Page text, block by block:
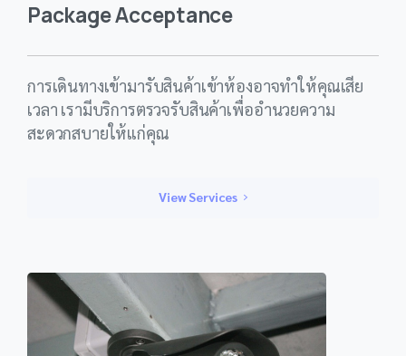
Package Acceptance
การเดินทางเข้ามารับสินค้าเข้าห้องอาจทำให้คุณเสีย
เวลา เรามีบริการตรวจรับสินค้าเพื่ออำนวยความ
สะดวกสบายให้แก่คุณ
View Services